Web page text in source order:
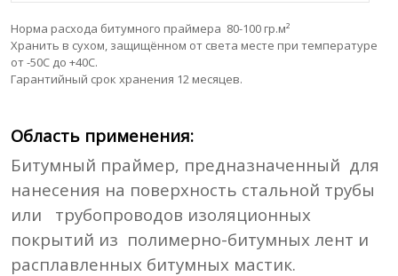
Норма расхода битумного праймера 80-100 гр.м²
Хранить в сухом, защищённом от света месте при температуре
от -50С до +40С.
Гарантийный срок хранения 12 месяцев.
Область применения:
Битумный праймер, предназначенный для
нанесения на поверхность стальной трубы
или
трубопроводов изоляционных
покрытий из полимерно-битумных лент и
расплавленных битумных мастик.